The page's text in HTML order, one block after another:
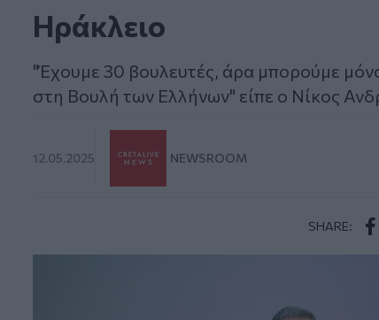
Ηράκλειο
"Έχουμε 30 βουλευτές, άρα μπορούμε
στη Βουλή των Ελλήνων" είπε ο Νίκος
12.05.2025 NEWSROOM
SHARE: